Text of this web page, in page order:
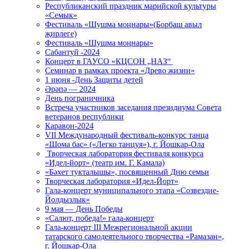
Республиканский праздник марийской культуры
«Семык»
Фестиваль «Шушма моңнары»(Борбаш авыл
җирлеге)
Фестиваль «Шушма моңнары»
Сабантуй -2024
Концерт в ГАУСО «КЦСОН „НАЗ“
Семинар в рамках проекта «Древо жизни»
1 июня -День Защиты детей
Әрәпә — 2024
День пограничника
Встреча участников заседания президиума Совета
ветеранов республики
Каравон-2024
VII Международный фестиваль-конкурс танца
«Шома бас» («Легко танцуя»), г. Йошкар-Ола
Творческая лаборатория фестиваля конкурса
«Идел-йорт» (театр им. Г. Камала)
«Бәхет тукталышы», посвященный Дню семьи
Творческая лаборатория «Идел-Йорт»
Гала-концерт муниципального этапа «Созвездие-
Йолдызлык»
9 мая — День Победы
«Салют, победа!» гала-концерт
Гала-концерт III Межрегиональной акции
татарского самодеятельного творчества «Рамазан»,
г. Йошкар-Ола